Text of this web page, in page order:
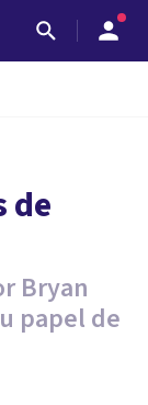
de
Bryan
papel de